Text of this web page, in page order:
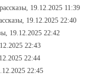
19.12.2025 11:39
19.12.2025 22:40
19.12.2025 22:42
22:43
22:44
22:45